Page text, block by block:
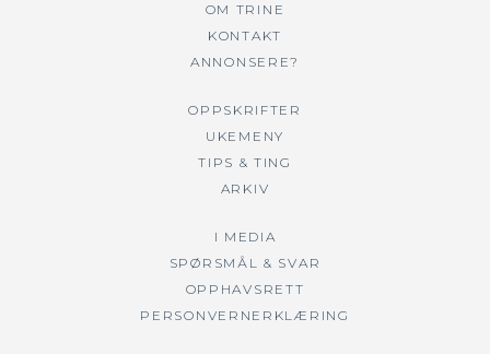
OM TRINE
KONTAKT
ANNONSERE?
OPPSKRIFTER
UKEMENY
TIPS & TING
ARKIV
I MEDIA
SPØRSMÅL & SVAR
OPPHAVSRETT
PERSONVERNERKLÆRING